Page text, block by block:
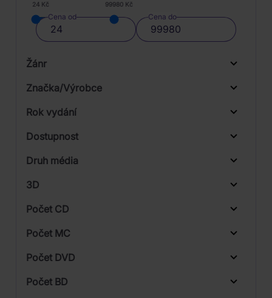
24 Kč 99980 Kč
Cena od Cena do
Žánr
Značka/Výrobce
Rok vydání
Od
Dostupnost
Druh média
3D
Počet CD
Počet MC
Počet DVD
Počet BD